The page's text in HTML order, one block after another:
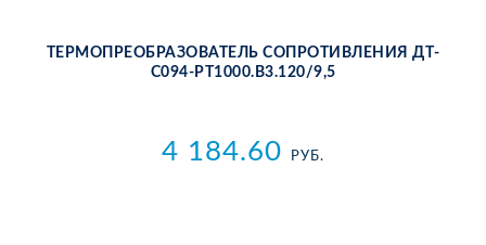
ТЕР­МО­ПРЕ­ОБ­РА­ЗО­ВА­ТЕЛЬ СО­ПРО­ТИВ­ЛЕ­НИЯ ДТ­
С094-РТ1000.В3.120/9,5
4 184.60 РУБ.